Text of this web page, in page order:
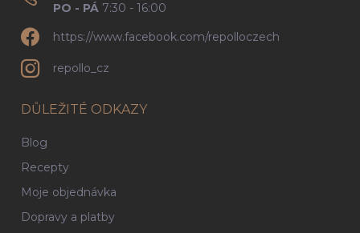
PO - PÁ 7:30 - 16:00
https://www.facebook.com/repolloczech
repollo_cz
DŮLEŽITÉ ODKAZY
Blog
Recepty
Moje objednávka
Dopravy a platby